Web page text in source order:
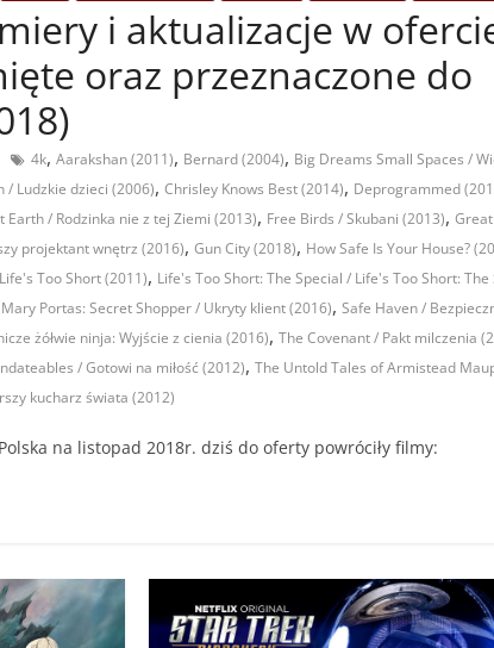
i aktualizacje w
oraz przeznaczone do
4k, Aarakshan (2011), Bernard (2004), Big Dreams Small Spaces /
/ Ludzkie dzieci (2006), Chrisley Knows Best (2014), Deprogrammed
Earth / Rodzinka nie z tej Ziemi (2013), Free Birds / Skubani (2013),
projektant wnętrz (2016), Gun City (2018), How Safe Is Your House?
Too Short (2011), Life's Too Short: The Special / Life's Too Short: The
Mary Portas: Secret Shopper / Ukryty klient (2016), Safe Haven /
żółwie ninja: Wyjście z cienia (2016), The Covenant / Pakt milczenia
/ Gotowi na miłość (2012), The Untold Tales of Armistead
kucharz świata (2012)
na listopad 2018r. dziś do oferty powróciły filmy: